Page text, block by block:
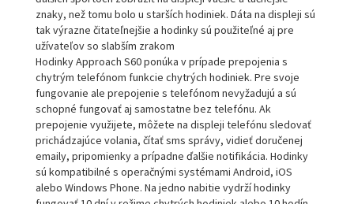
znaky, než tomu bolo u starších hodiniek. Dáta na displeji sú
tak výrazne čitateľnejšie a hodinky sú použiteľné aj pre
užívateľov so slabším zrakom
Hodinky Approach S60 ponúka v prípade prepojenia s
chytrým telefónom funkcie chytrých hodiniek. Pre svoje
fungovanie ale prepojenie s telefónom nevyžadujú a sú
schopné fungovať aj samostatne bez telefónu. Ak
prepojenie využijete, môžete na displeji telefónu sledovať
prichádzajúce volania, čítať sms správy, vidieť doručenej
emaily, pripomienky a prípadne ďalšie notifikácia. Hodinky
sú kompatibilné s operačnými systémami Android, iOS
alebo Windows Phone. Na jedno nabitie vydrží hodinky